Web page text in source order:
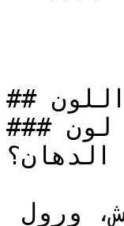
## أسئلة شائعة عن اللون
### هل يتطلب لون NCS S 6030-B10G تأسيس أو معالجة